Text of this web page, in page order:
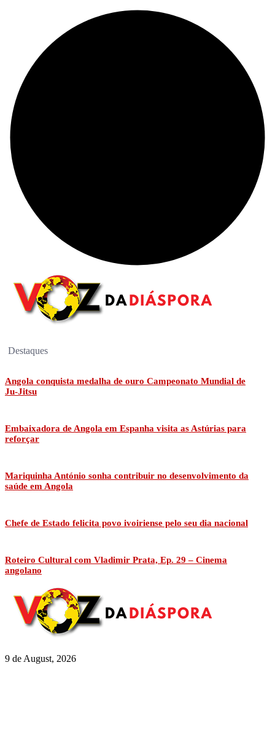
Destaques
Angola conquista medalha de ouro Campeonato Mundial de
Ju-Jitsu
Embaixadora de Angola em Espanha visita as Astúrias para
reforçar
Mariquinha António sonha contribuir no desenvolvimento da
saúde em Angola
Chefe de Estado felicita povo ivoiriense pelo seu dia nacional
Roteiro Cultural com Vladimir Prata, Ep. 29 – Cinema
angolano
9 de August, 2026